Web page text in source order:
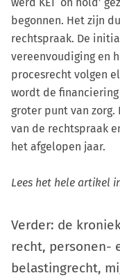
begonnen. Het zijn
rechtspraak. De
vereenvoudiging en
procesrecht volgen
wordt de
groter punt van
van de rechtspraak
het afgelopen jaar.
Lees het hele artikel
Verder: de
recht, personen-
belastingrecht,